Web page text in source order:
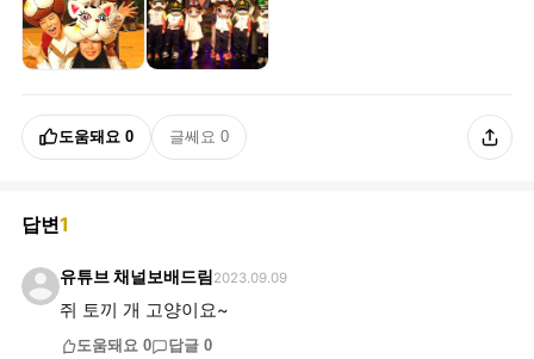
도움돼요 0 글쎄요 0
답변1
유튜브 채널보배드림 2023.09.09
쥐 토끼 개 고양이요~
도움돼요 0 답글 0